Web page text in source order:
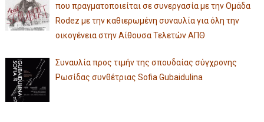
που πραγματοποιείται σε συνεργασία με την Ομάδα
Rodez με την καθιερωμένη συναυλία για όλη την
οικογένεια στην Αίθουσα Τελετών ΑΠΘ
Συναυλία προς τιμήν της σπουδαίας σύγχρονης
Ρωσίδας συνθέτριας Sofia Gubaidulina